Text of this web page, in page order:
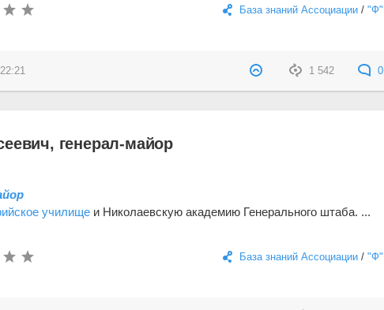
База знаний Ассоциации/ "Ф"
1 542 0
генерал-майор
училище и Николаевскую академию Генерального штаба. ...
База знаний Ассоциации/ "Ф"